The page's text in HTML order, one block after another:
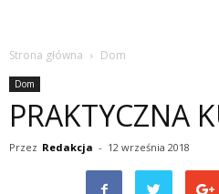
Strona główna Dom
Dom
PRAKTYCZNA
Przez Redakcja - 12 września 2018